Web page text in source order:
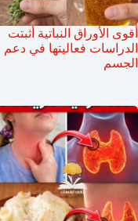
أقوى الأوراق النباتية أثبتت
الدراسات فعاليتها في دعم
الجسم